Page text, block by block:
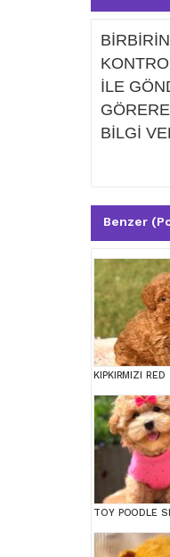
İLE
BİLGİ
Benzer